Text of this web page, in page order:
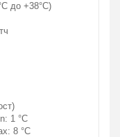
до +38°С)
1 °С
8 °С